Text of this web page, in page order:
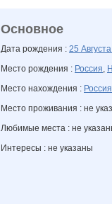
Основное
Дата рождения : 25
Место рождения : Россия,
Место нахождения : Россия
Место проживания : не
Любимые места : не
Интересы : не указаны